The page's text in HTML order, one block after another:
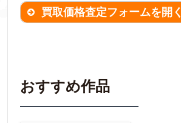
買取価格査定フォームを開く
※不明な項目は空欄で結構です。
▼
おすすめ作品